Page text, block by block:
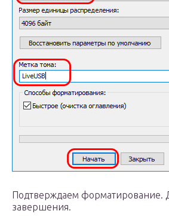
Подтверждаем форматирование.
завершения.